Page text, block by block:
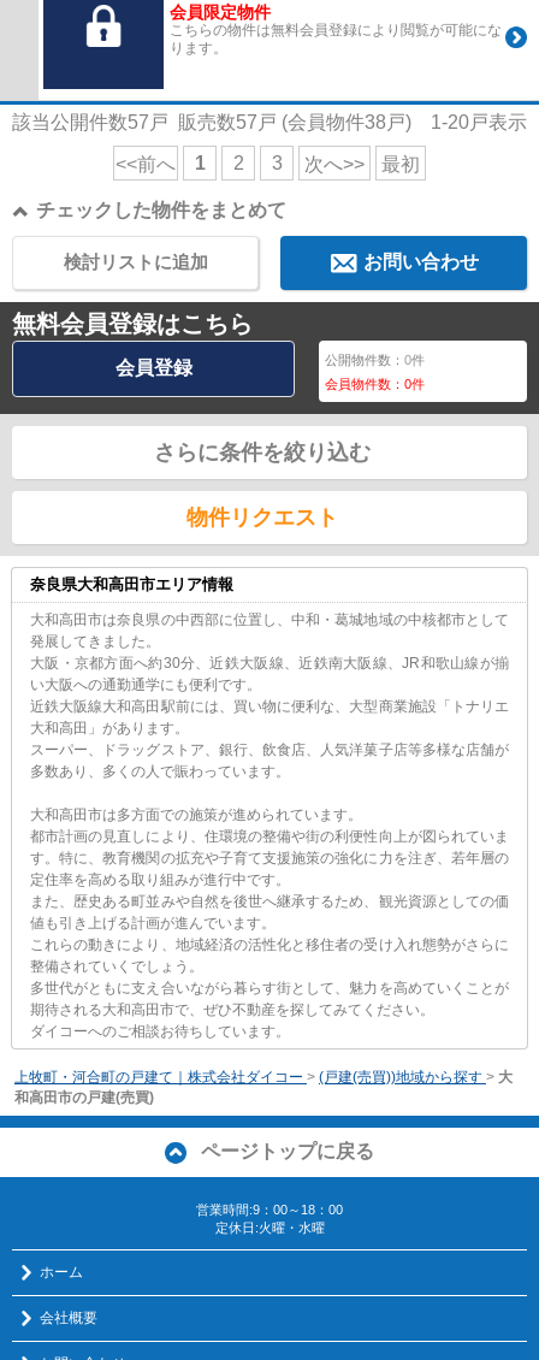
会員限定物件
こちらの物件は無料会員登録により閲覧が可能にな
ります。
該当公開件数57 戸 販売数57 戸 (会員物件38 戸) 1-20戸表示
<<前へ 1 2 3 次へ>> 最初
チェックした物件をまとめて
お問い合わせ
検討リストに追加
無料会員登録はこちら
会員登録 公開物件数：0件
会員物件数：0件
さらに条件を絞り込む
物件リクエスト
奈良県大和高田市エリア情報
大和高田市は奈良県の中西部に位置し、中和・葛城地域の中核都市として
発展してきました。
大阪・京都方面へ約30分、近鉄大阪線、近鉄南大阪線、JR和歌山線が揃
い大阪への通勤通学にも便利です。
近鉄大阪線大和高田駅前には、買い物に便利な、大型商業施設「トナリエ
大和高田」があります。
スーパー、ドラッグストア、銀行、飲食店、人気洋菓子店等多様な店舗が
多数あり、多くの人で賑わっています。
大和高田市は多方面での施策が進められています。
都市計画の見直しにより、住環境の整備や街の利便性向上が図られていま
す。特に、教育機関の拡充や子育て支援施策の強化に力を注ぎ、若年層の
定住率を高める取り組みが進行中です。
また、歴史ある町並みや自然を後世へ継承するため、観光資源としての価
値も引き上げる計画が進んでいます。
これらの動きにより、地域経済の活性化と移住者の受け入れ態勢がさらに
整備されていくでしょう。
多世代がともに支え合いながら暮らす街として、魅力を高めていくことが
期待される大和高田市で、ぜひ不動産を探してみてください。
ダイコーへのご相談お待ちしています。
上牧町・河合町の戸建て｜株式会社ダイコー > (戸建(売買))地域から探す > 大
和高田市の戸建(売買)
ページトップに戻る
営業時間:9：00～18：00
定休日:火曜・水曜
ホーム
会社概要